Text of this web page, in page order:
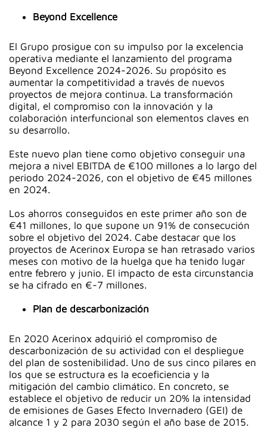
Beyond Excellence
El Grupo prosigue con su impulso por la excelencia
operativa mediante el lanzamiento del programa
Beyond Excellence 2024-2026. Su propósito es
aumentar la competitividad a través de nuevos
proyectos de mejora continua. La transformación
digital, el compromiso con la innovación y la
colaboración interfuncional son elementos claves en
su desarrollo.
Este nuevo plan tiene como objetivo conseguir una
mejora a nivel EBITDA de €100 millones a lo largo del
periodo 2024-2026, con el objetivo de €45 millones
en 2024.
Los ahorros conseguidos en este primer año son de
€41 millones, lo que supone un 91% de consecución
sobre el objetivo del 2024. Cabe destacar que los
proyectos de Acerinox Europa se han retrasado varios
meses con motivo de la huelga que ha tenido lugar
entre febrero y junio. El impacto de esta circunstancia
se ha cifrado en €-7 millones.
Plan de descarbonización
En 2020 Acerinox adquirió el compromiso de
descarbonización de su actividad con el despliegue
del plan de sostenibilidad. Uno de sus cinco pilares en
los que se estructura es la ecoeficiencia y la
mitigación del cambio climático. En concreto, se
establece el objetivo de reducir un 20% la intensidad
de emisiones de Gases Efecto Invernadero (GEI) de
alcance 1 y 2 para 2030 según el año base de 2015.